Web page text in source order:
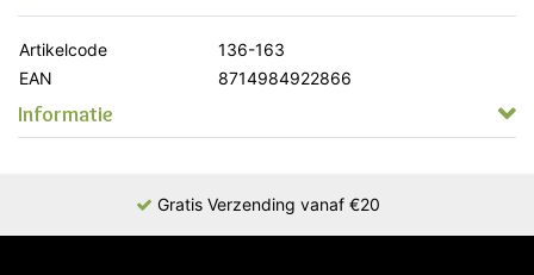
Artikelcode
136-163
EAN
8714984922866
Informatie
Gratis Verzending vanaf €20